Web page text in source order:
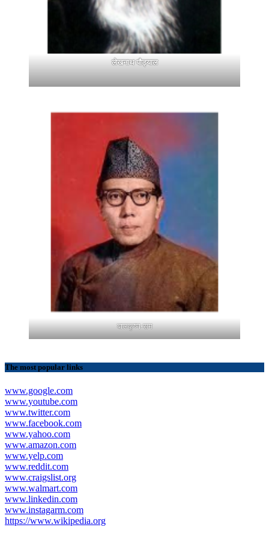
लेखनाथ पौड्याल
बालकृष्ण-सम
The most popular links
www.google.com
www.youtube.com
www.twitter.com
www.facebook.com
www.yahoo.com
www.amazon.com
www.yelp.com
www.reddit.com
www.craigslist.org
www.walmart.com
www.linkedin.com
www.instagarm.com
https://www.wikipedia.org